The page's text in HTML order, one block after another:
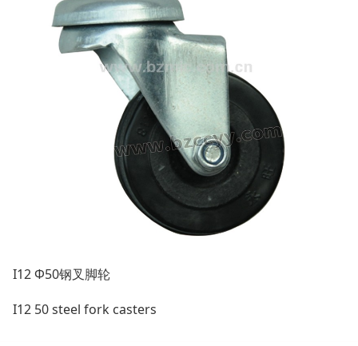
I12 Φ50钢叉脚轮
I12 50 steel fork casters